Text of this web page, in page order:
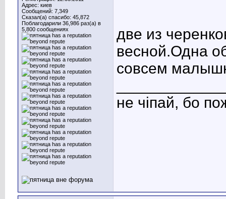
Адрес: киев
Сообщений: 7,349
Сказал(а) спасибо: 45,872
Поблагодарили 36,986 раз(а) в
5,800 сообщениях
две из
весной.Одна
совсем
не чіпай, бо